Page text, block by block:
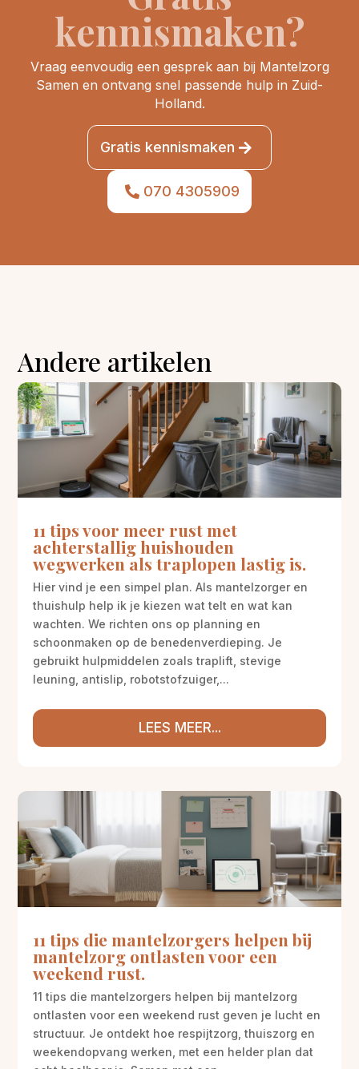
kennismaken?
Vraag eenvoudig een gesprek aan bij Mantelzorg
Samen en ontvang snel passende hulp in Zuid-
Holland.
Gratis kennismaken
070 4305909
Andere artikelen
11 tips voor meer rust met
achterstallig huishouden
wegwerken als traplopen lastig is.
Hier vind je een simpel plan. Als mantelzorger en
thuishulp help ik je kiezen wat telt en wat kan
wachten. We richten ons op planning en
schoonmaken op de benedenverdieping. Je
gebruikt hulpmiddelen zoals traplift, stevige
leuning, antislip, robotstofzuiger,...
LEES MEER...
11 tips die mantelzorgers helpen bij
mantelzorg ontlasten voor een
weekend rust.
11 tips die mantelzorgers helpen bij mantelzorg
ontlasten voor een weekend rust geven je lucht en
structuur. Je ontdekt hoe respijtzorg, thuiszorg en
weekendopvang werken, met een helder plan dat